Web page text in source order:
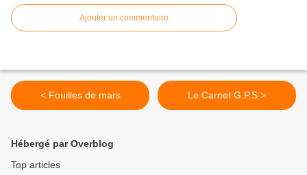
Ajouter un commentaire
< Fouilles de mars Le Carnet G.P.S >
Hébergé par Overblog
Top articles